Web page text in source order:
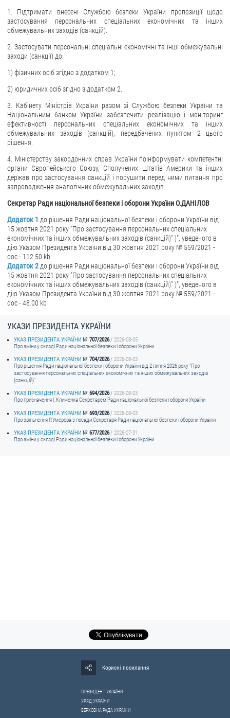
1. Підтримати внесені Службою безпеки України пропозиції щодо
застосування персональних спеціальних економічних та інших
обмежувальних заходів (санкцій).
2. Застосувати персональні спеціальні економічні та інші обмежувальні
заходи (санкції) до:
1) фізичних осіб згідно з додатком 1;
2) юридичних осіб згідно з додатком 2.
3. Кабінету Міністрів України разом зі Службою безпеки України та
Національним банком України забезпечити реалізацію і моніторинг
ефективності персональних спеціальних економічних та інших
обмежувальних заходів (санкцій), передбачених пунктом 2 цього
рішення.
4. Міністерству закордонних справ України поінформувати компетентні
органи Європейського Союзу, Сполучених Штатів Америки та інших
держав про застосування санкцій і порушити перед ними питання про
запровадження аналогічних обмежувальних заходів.
Секретар Ради національноїбезпеки і оборони України О.ДАНІЛОВ
Додаток 1 до рішення Ради національної безпеки і оборони України від
15 жовтня 2021 року "Про застосування персональних спеціальних
економічних та інших обмежувальних заходів (санкцій)" )", уведеного в
дію Указом Президента України від 30 жовтня 2021 року № 559/2021 -
doc - 112.50 kb
Додаток 2 до рішення Ради національної безпеки і оборони України від
15 жовтня 2021 року "Про застосування персональних спеціальних
економічних та інших обмежувальних заходів (санкцій)" )", уведеного в
дію Указом Президента України від 30 жовтня 2021 року № 559/2021 -
doc - 48.00 kb
УКАЗИ ПРЕЗИДЕНТА УКРАЇНИ
УКАЗ ПРЕЗИДЕНТА УКРАЇНИ 707/2026
2026-08-05
Про зміни у складі Ради національної безпеки і оборони України
УКАЗ ПРЕЗИДЕНТА УКРАЇНИ
704/2026
2026-08-03
Про рішення Ради національної безпеки і оборони України від 2 липня 2026 року "Про
застосування персональних спеціальних економічних та інших обмежувальних заходів
(санкцій)"
УКАЗ ПРЕЗИДЕНТА УКРАЇНИ
694/2026
2026-08-03
Про призначення I.Клименка Секретарем Ради національної безпеки і оборони України
УКАЗ ПРЕЗИДЕНТА УКРАЇНИ
693/2026
2026-08-03
Про звільнення Р.Умєрова з посади Секретаря Ради національної безпеки і оборони України
УКАЗ ПРЕЗИДЕНТА УКРАЇНИ
677/2026
2026-07-31
Про зміни у складі Ради національної безпеки і оборони України
Корисні посилання
ПРЕЗИДЕНТ УКРАЇНИ
УРЯД УКРАЇНИ
ВЕРХОВНА РАДА УКРАЇНИ